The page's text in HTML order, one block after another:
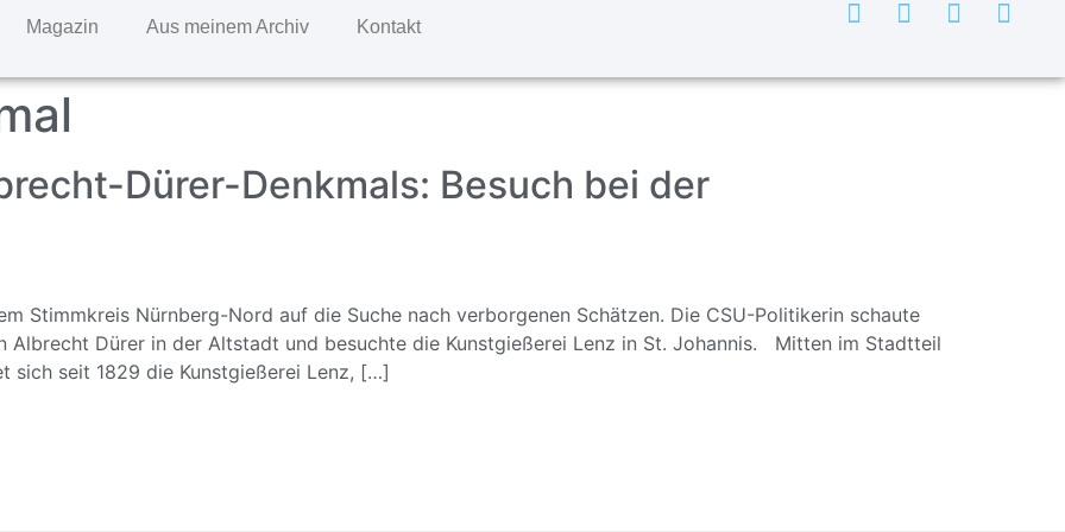
Magazin Aus meinem Archiv Kontakt
Dürer-Denkmals: Besuch bei der
Stimmkreis Nürnberg-Nord auf die Suche nach verborgenen Schätzen. Die CSU-Politikerin schaute
Albrecht Dürer in der Altstadt und besuchte die Kunstgießerei Lenz in St. Johannis. Mitten im Stadtteil
sich seit 1829 die Kunstgießerei Lenz, […]